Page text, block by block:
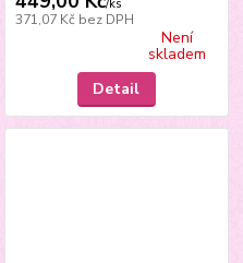
/ks
371,07 Kč bez DPH
Není
skladem
Detail